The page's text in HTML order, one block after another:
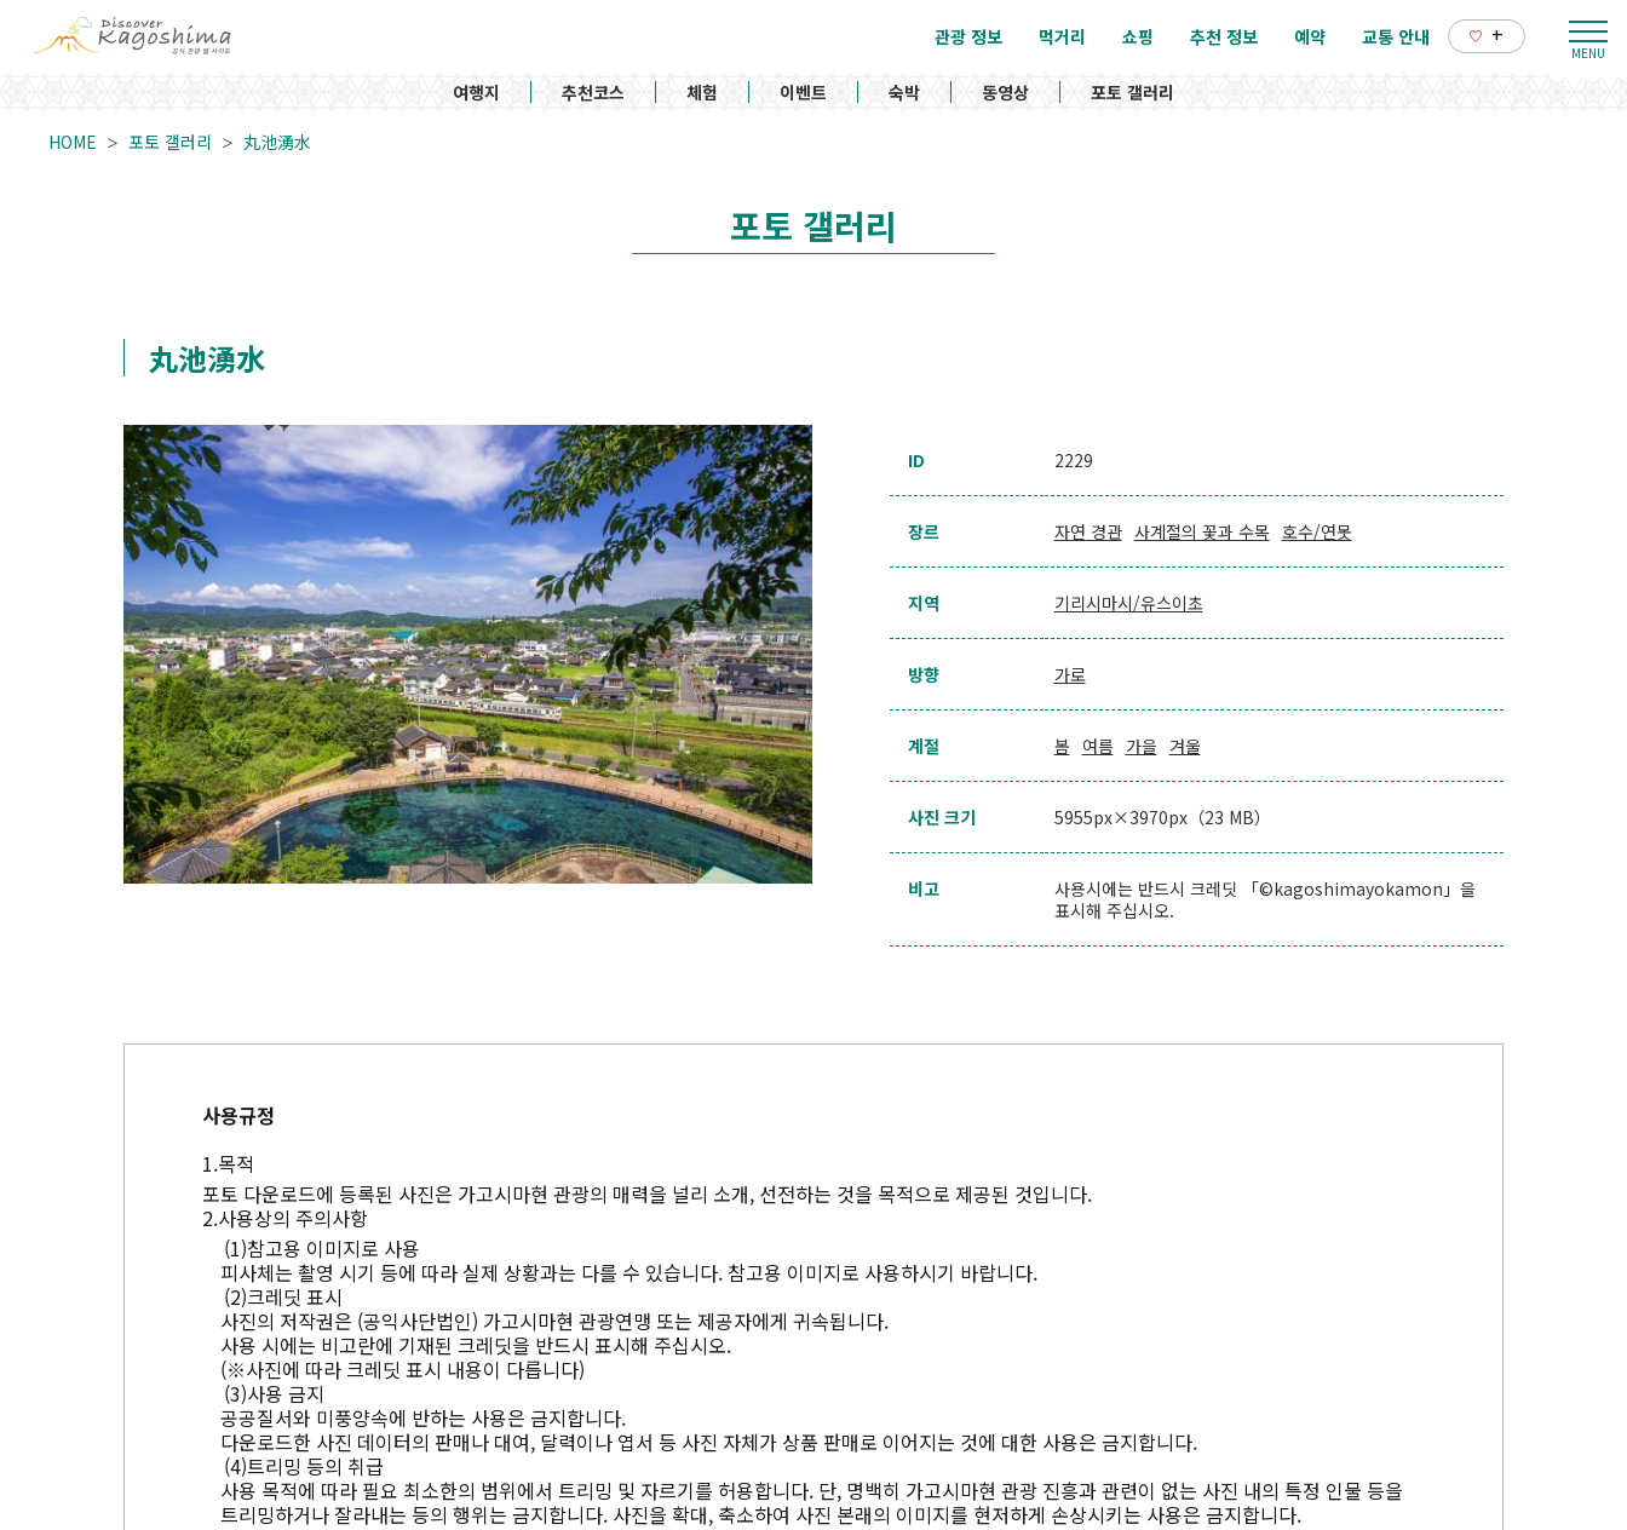
관광 정보 먹거리 쇼핑 추천 정보 예약 교통 안내 +
여행지 추천코스 체험 이벤트 숙박 동영상 포토 갤러리
HOME 포토 갤러리 丸池湧水
포토 갤러리
丸池湧水
ID 2229
장르 자연 경관 사계절의 꽃과 수목 호수/연못
지역 기리시마시/유스이초
방향 가로
계절 봄 여름 가을 겨울
사진 크기 5955px×3970px（23 MB）
비고
사용시에는 반드시 크레딧 「©kagoshimayokamon」을
표시해 주십시오.
사용규정
목적
포토 다운로드에 등록된 사진은 가고시마현 관광의 매력을 널리 소개, 선전하는 것을 목적으로 제공된 것입니다.
사용상의 주의사항
참고용 이미지로 사용
피사체는 촬영 시기 등에 따라 실제 상황과는 다를 수 있습니다. 참고용 이미지로 사용하시기 바랍니다.
크레딧 표시
사진의 저작권은 (공익사단법인) 가고시마현 관광연맹 또는 제공자에게 귀속됩니다.
사용 시에는 비고란에 기재된 크레딧을 반드시 표시해 주십시오.
(※사진에 따라 크레딧 표시 내용이 다릅니다)
사용 금지
공공질서와 미풍양속에 반하는 사용은 금지합니다.
다운로드한 사진 데이터의 판매나 대여, 달력이나 엽서 등 사진 자체가 상품 판매로 이어지는 것에 대한 사용은 금지합니다.
트리밍 등의 취급
사용 목적에 따라 필요 최소한의 범위에서 트리밍 및 자르기를 허용합니다. 단, 명백히 가고시마현 관광 진흥과 관련이 없는 사진 내의 특정 인물 등을
트리밍하거나 잘라내는 등의 행위는 금지합니다. 사진을 확대, 축소하여 사진 본래의 이미지를 현저하게 손상시키는 사용은 금지합니다.